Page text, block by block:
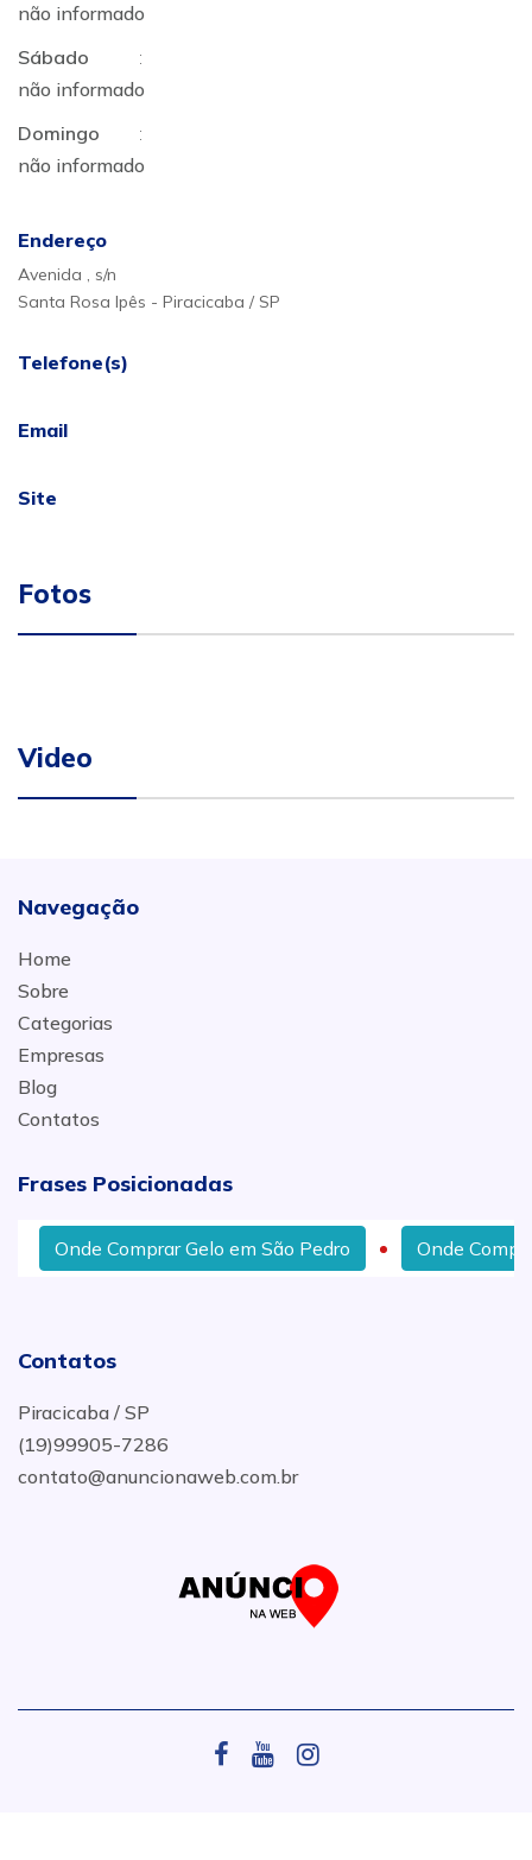
não informado
Sábado
:
não informado
Domingo
:
não informado
Endereço
Avenida , s/n
Santa Rosa Ipês - Piracicaba / SP
Telefone(s)
Email
Site
Fotos
Video
Navegação
Home
Sobre
Categorias
Empresas
Blog
Contatos
Frases Posicionadas
Onde Comprar Gelo em São Pedro Onde
Contatos
Piracicaba / SP
(19)99905-7286
contato@anuncionaweb.com.br